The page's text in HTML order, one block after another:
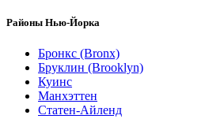
Районы Нью-Йорка
Бронкс (Bronx)
Бруклин (Brooklyn)
Куинс
Манхэттен
Статен-Айленд